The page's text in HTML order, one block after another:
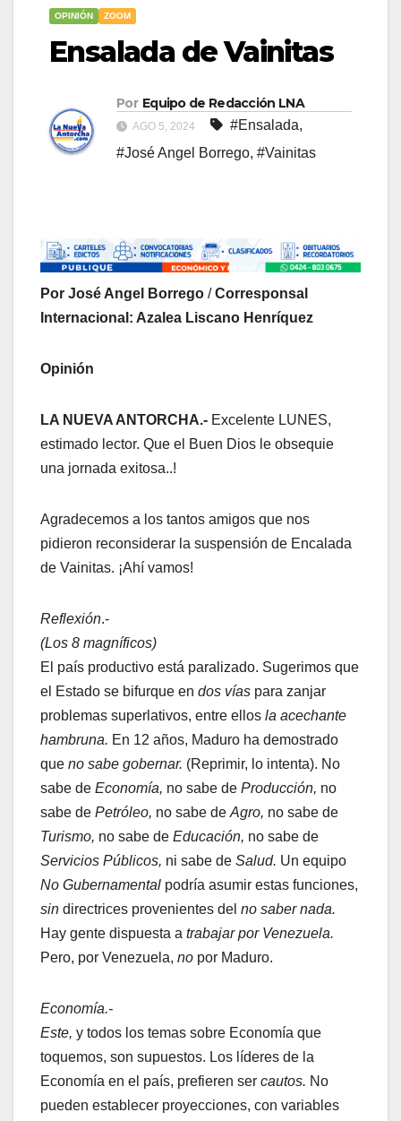
OPINIÓN ZOOM
Ensalada de Vainitas
Por Equipo de Redacción LNA
AGO 5, 2024 #Ensalada,
#José Angel Borrego, #Vainitas
Por José Angel Borrego /Corresponsal
Internacional: Azalea Liscano Henríquez
Opinión
LA NUEVA ANTORCHA.- Excelente LUNES,
estimado lector. Que el Buen Dios le obsequie
una jornada exitosa..!
Agradecemos a los tantos amigos que nos
pidieron reconsiderar la suspensión de Encalada
de Vainitas. ¡Ahí vamos!
Reflexión.-
(Los 8 magníficos)
El país productivo está paralizado. Sugerimos que
el Estado se bifurque en dos vías para zanjar
problemas superlativos, entre ellos la acechante
hambruna. En 12 años, Maduro ha demostrado
que no sabe gobernar. (Reprimir, lo intenta). No
sabe de Economía, no sabe de Producción, no
sabe de Petróleo, no sabe de Agro, no sabe de
Turismo, no sabe de Educación, no sabe de
Servicios Públicos, ni sabe de Salud. Un equipo
No Gubernamental podría asumir estas funciones,
sin directrices provenientes del no saber nada.
Hay gente dispuesta a trabajar por Venezuela.
Pero, por Venezuela, no por Maduro.
Economía.-
Este, y todos los temas sobre Economía que
toquemos, son supuestos. Los líderes de la
Economía en el país, prefieren ser cautos. No
pueden establecer proyecciones, con variables